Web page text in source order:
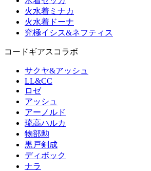
火水着ミナカ
火水着ドーナ
究極イシス&ネフティス
コードギアスコラボ
サクヤ&アッシュ
LL&CC
ロゼ
アッシュ
アーノルド
琉高ハルカ
物部勲
黒戸剣成
ディボック
ナラ